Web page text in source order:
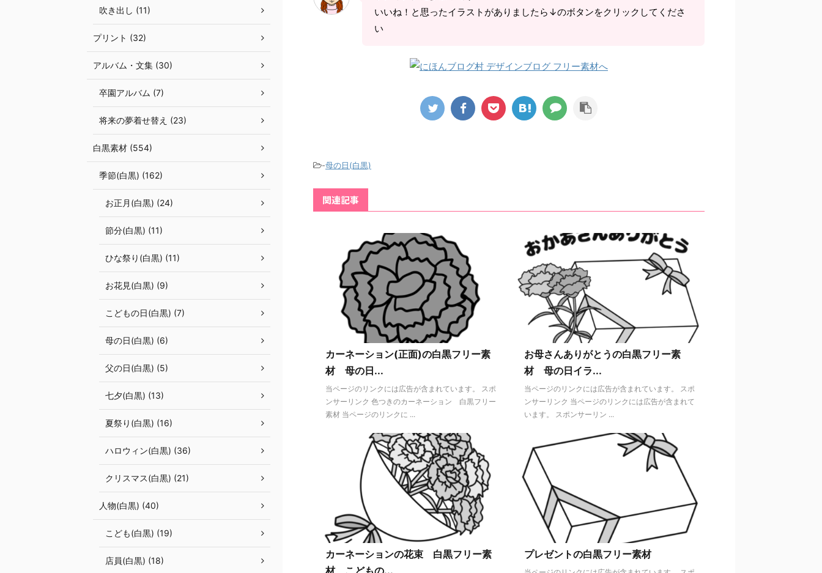
いいね！と思ったイラストがありましたら↓のボタンをクリックしてくださ
い
-母の日(白黒)
関連記事
カーネーション(正面)の白黒フリー素
材 母の日...
当ページのリンクには広告が含まれています。 スポ
ンサーリンク 色つきのカーネーション 白黒フリー
素材 当ページのリンクに ...
お母さんありがとうの白黒フリー素
材 母の日イラ...
当ページのリンクには広告が含まれています。 スポ
ンサーリンク 当ページのリンクには広告が含まれて
います。 スポンサーリン ...
カーネーションの花束 白黒フリー素
材 こどもの...
プレゼントの白黒フリー素材
吹き出し (11)
プリント (32)
アルバム・文集 (30)
卒園アルバム (7)
将来の夢着せ替え (23)
白黒素材 (554)
季節(白黒) (162)
お正月(白黒) (24)
節分(白黒) (11)
ひな祭り(白黒) (11)
お花見(白黒) (9)
こどもの日(白黒) (7)
母の日(白黒) (6)
父の日(白黒) (5)
七夕(白黒) (13)
夏祭り(白黒) (16)
ハロウィン(白黒) (36)
クリスマス(白黒) (21)
人物(白黒) (40)
こども(白黒) (19)
店員(白黒) (18)